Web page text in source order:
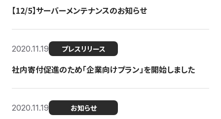
【12/5】サーバーメンテナンスのお知らせ
2020.11.19 プレスリリース
社内寄付促進のため「企業向けプラン」を開始しました
2020.11.19 お知らせ